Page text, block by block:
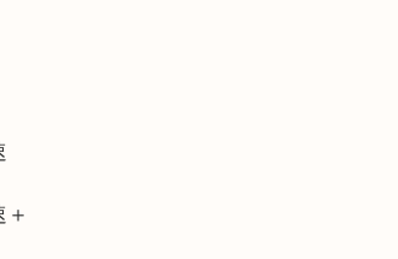
件超え 目撃情報...
質問ある？
かもしれない⇒！！